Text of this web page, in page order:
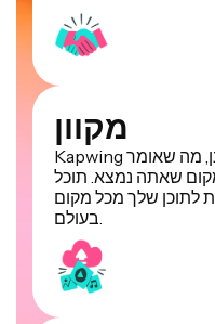
מקוון
Kapwing הוא שירות מבוסס ענן, מה שאומר
שאתה נמצא. תוכל
לתוכן שלך מכל מקום